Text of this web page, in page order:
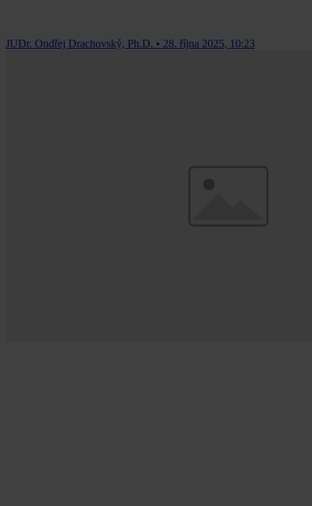
JUDr. Ondřej Drachovský, Ph.D. • 28. října 2025, 10:23